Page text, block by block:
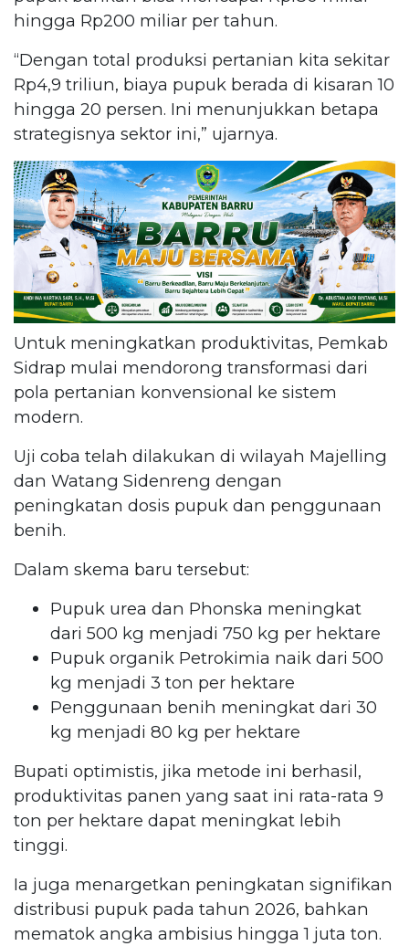
hingga Rp200 miliar per tahun.
“Dengan total produksi pertanian kita sekitar
Rp4,9 triliun, biaya pupuk berada di kisaran 10
hingga 20 persen. Ini menunjukkan betapa
strategisnya sektor ini,” ujarnya.
Untuk meningkatkan produktivitas, Pemkab
Sidrap mulai mendorong transformasi dari
pola pertanian konvensional ke sistem
modern.
Uji coba telah dilakukan di wilayah Majelling
dan Watang Sidenreng dengan
peningkatan dosis pupuk dan penggunaan
benih.
Dalam skema baru tersebut:
Pupuk urea dan Phonska meningkat
dari 500 kg menjadi 750 kg per hektare
Pupuk organik Petrokimia naik dari 500
kg menjadi 3 ton per hektare
Penggunaan benih meningkat dari 30
kg menjadi 80 kg per hektare
Bupati optimistis, jika metode ini berhasil,
produktivitas panen yang saat ini rata-rata 9
ton per hektare dapat meningkat lebih
tinggi.
Ia juga menargetkan peningkatan signifikan
distribusi pupuk pada tahun 2026, bahkan
mematok angka ambisius hingga 1 juta ton.